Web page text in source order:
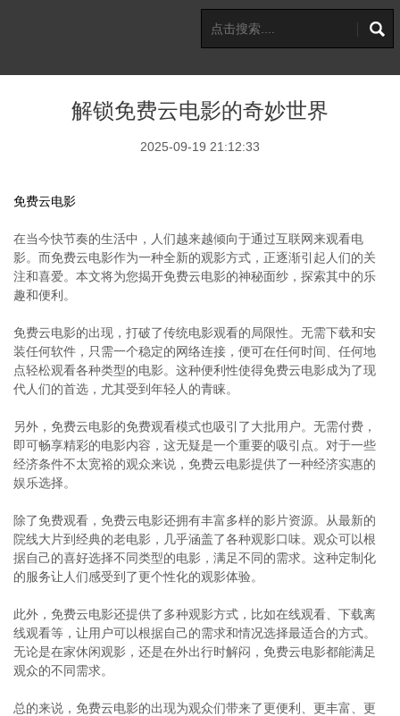
解锁免费云电影的奇妙世界
2025-09-19 21:12:33
免费云电影
在当今快节奏的生活中，人们越来越倾向于通过互联网来观看电
影。而免费云电影作为一种全新的观影方式，正逐渐引起人们的关
注和喜爱。本文将为您揭开免费云电影的神秘面纱，探索其中的乐
趣和便利。
免费云电影的出现，打破了传统电影观看的局限性。无需下载和安
装任何软件，只需一个稳定的网络连接，便可在任何时间、任何地
点轻松观看各种类型的电影。这种便利性使得免费云电影成为了现
代人们的首选，尤其受到年轻人的青睐。
另外，免费云电影的免费观看模式也吸引了大批用户。无需付费，
即可畅享精彩的电影内容，这无疑是一个重要的吸引点。对于一些
经济条件不太宽裕的观众来说，免费云电影提供了一种经济实惠的
娱乐选择。
除了免费观看，免费云电影还拥有丰富多样的影片资源。从最新的
院线大片到经典的老电影，几乎涵盖了各种观影口味。观众可以根
据自己的喜好选择不同类型的电影，满足不同的需求。这种定制化
的服务让人们感受到了更个性化的观影体验。
此外，免费云电影还提供了多种观影方式，比如在线观看、下载离
线观看等，让用户可以根据自己的需求和情况选择最适合的方式。
无论是在家休闲观影，还是在外出行时解闷，免费云电影都能满足
观众的不同需求。
总的来说，免费云电影的出现为观众们带来了更便利、更丰富、更